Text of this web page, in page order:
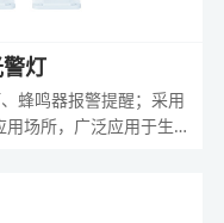
灯
蜂鸣器报警提醒；采用
场所，广泛应用于生产